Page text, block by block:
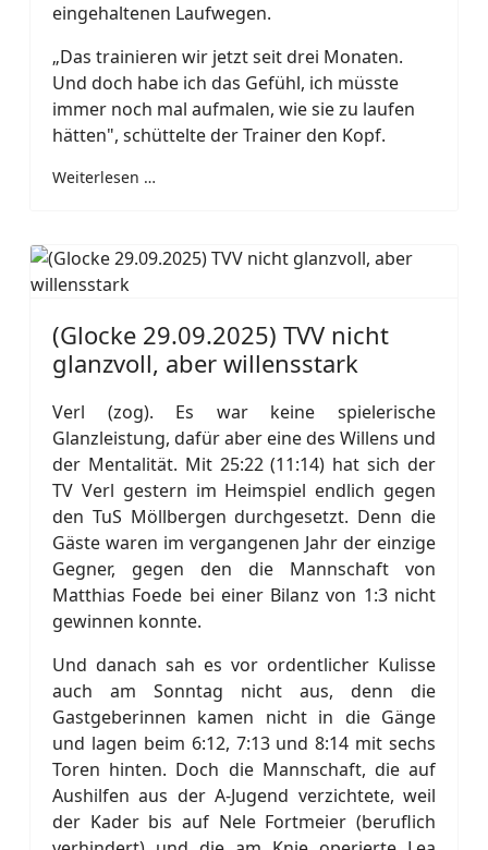
eingehaltenen Laufwegen.
„Das trainieren wir jetzt seit drei Monaten.
Und doch habe ich das Gefühl, ich müsste
immer noch mal aufmalen, wie sie zu laufen
hätten", schüttelte der Trainer den Kopf.
Weiterlesen …
(Glocke 29.09.2025) TVV nicht
glanzvoll, aber willensstark
Verl (zog). Es war keine spielerische
Glanzleistung, dafür aber eine des Willens und
der Mentalität. Mit 25:22 (11:14) hat sich der
TV Verl gestern im Heimspiel endlich gegen
den TuS Möllbergen durchgesetzt. Denn die
Gäste waren im vergangenen Jahr der einzige
Gegner, gegen den die Mannschaft von
Matthias Foede bei einer Bilanz von 1:3 nicht
gewinnen konnte.
Und danach sah es vor ordentlicher Kulisse
auch am Sonntag nicht aus, denn die
Gastgeberinnen kamen nicht in die Gänge
und lagen beim 6:12, 7:13 und 8:14 mit sechs
Toren hinten. Doch die Mannschaft, die auf
Aushilfen aus der A-Jugend verzichtete, weil
der Kader bis auf Nele Fortmeier (beruflich